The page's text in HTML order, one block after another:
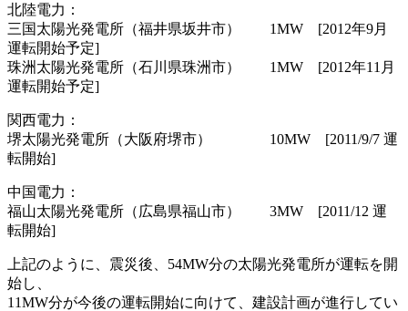
北陸電力：
三国太陽光発電所（福井県坂井市） 1MW [2012年9月
運転開始予定]
珠洲太陽光発電所（石川県珠洲市） 1MW [2012年11月
運転開始予定]
関西電力：
堺太陽光発電所（大阪府堺市） 10MW [2011/9/7 運
転開始]
中国電力：
福山太陽光発電所（広島県福山市） 3MW [2011/12 運
転開始]
上記のように、震災後、54MW分の太陽光発電所が運転を開
始し、
11MW分が今後の運転開始に向けて、建設計画が進行してい